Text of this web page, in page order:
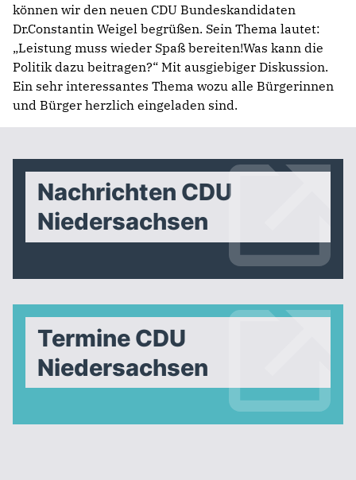
können wir den neuen CDU Bundeskandidaten
Dr.Constantin Weigel begrüßen. Sein Thema lautet:
„Leistung muss wieder Spaß bereiten!Was kann die
Politik dazu beitragen?“ Mit ausgiebiger Diskussion.
Ein sehr interessantes Thema wozu alle Bürgerinnen
und Bürger herzlich eingeladen sind.
Nachrichten CDU
Niedersachsen
Termine CDU
Niedersachsen